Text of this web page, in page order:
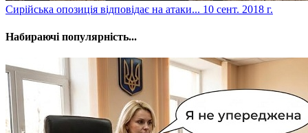
​Сирійська опозиція відповідає на атаки... 10 сент. 2018 г.
Набираючі популярність...